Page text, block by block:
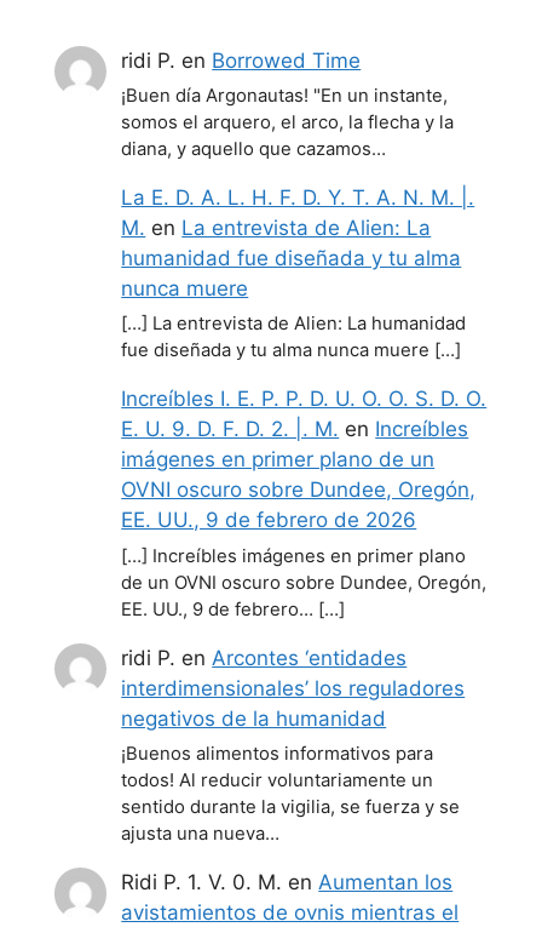
ridi P. en Borrowed Time
¡Buen día Argonautas! "En un instante,
somos el arquero, el arco, la flecha y la
diana, y aquello que cazamos…
La E. D. A. L. H. F. D. Y. T. A. N. M. |.
M. en La entrevista de Alien: La
humanidad fue diseñada y tu alma
nunca muere
[…] La entrevista de Alien: La humanidad
fue diseñada y tu alma nunca muere […]
Increíbles I. E. P. P. D. U. O. O. S. D. O.
E. U. 9. D. F. D. 2. |. M. en Increíbles
imágenes en primer plano de un
OVNI oscuro sobre Dundee, Oregón,
EE. UU., 9 de febrero de 2026
[…] Increíbles imágenes en primer plano
de un OVNI oscuro sobre Dundee, Oregón,
EE. UU., 9 de febrero… […]
ridi P. en Arcontes ‘entidades
interdimensionales’ los reguladores
negativos de la humanidad
¡Buenos alimentos informativos para
todos! Al reducir voluntariamente un
sentido durante la vigilia, se fuerza y se
ajusta una nueva…
Ridi P. 1. V. 0. M. enAumentan los
avistamientos de ovnis mientras el